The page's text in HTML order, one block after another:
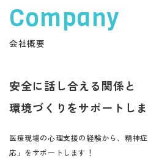
Company
会社概要
安全に話し合える関係と
環境づくりをサポートしま
医療現場の心理支援の経験から、精神
応」をサポートします！